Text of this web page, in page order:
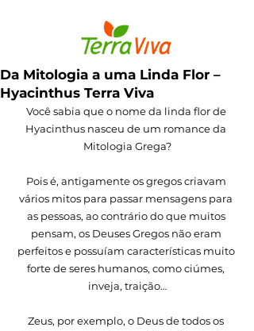
Da Mitologia a uma Linda Flor –
Hyacinthus Terra Viva
Você sabia que o nome da linda flor de
Hyacinthus nasceu de um romance da
Mitologia Grega?
Pois é, antigamente os gregos criavam
vários mitos para passar mensagens para
as pessoas, ao contrário do que muitos
pensam, os Deuses Gregos não eram
perfeitos e possuíam características muito
forte de seres humanos, como ciúmes,
inveja, traição…
Zeus, por exemplo, o Deus de todos os